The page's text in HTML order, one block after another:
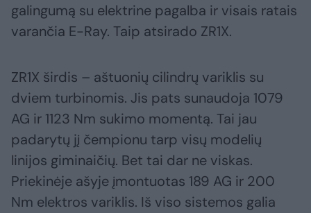
galingumą su elektrine pagalba ir visais ratais
varančia E-Ray. Taip atsirado ZR1X.
ZR1X širdis – aštuonių cilindrų variklis su
dviem turbinomis. Jis pats sunaudoja 1079
AG ir 1123 Nm sukimo momentą. Tai jau
padarytų jį čempionu tarp visų modelių
linijos giminaičių. Bet tai dar ne viskas.
Priekinėje ašyje įmontuotas 189 AG ir 200
Nm elektros variklis. Iš viso sistemos galia